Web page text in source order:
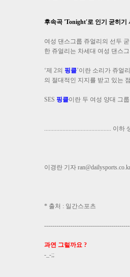
후속곡 'Tonight'로 인기 굳히기
여성 댄스그룹 쥬얼리의 선두
한 쥬얼리는 차세대 여성 댄스
‘제 2의 핑클’이란 소리가 쥬얼
의 절대적인 지지를 받고 있는
SES 핑클이란 두 여성 양대 그
............................................ 이하
이경란 기자
* 출처 : 일간스포츠
과연 그럴까요 ?
-_-;;